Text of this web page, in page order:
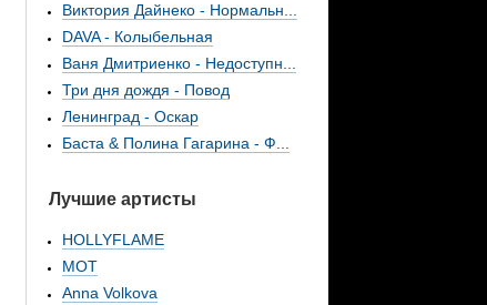
Виктория Дайнеко - Нормальн...
DAVA - Колыбельная
Ваня Дмитриенко - Недоступн...
Три дня дождя - Повод
Ленинград - Оскар
Баста & Полина Гагарина - Ф...
Лучшие артисты
HOLLYFLAME
МОТ
Anna Volkova